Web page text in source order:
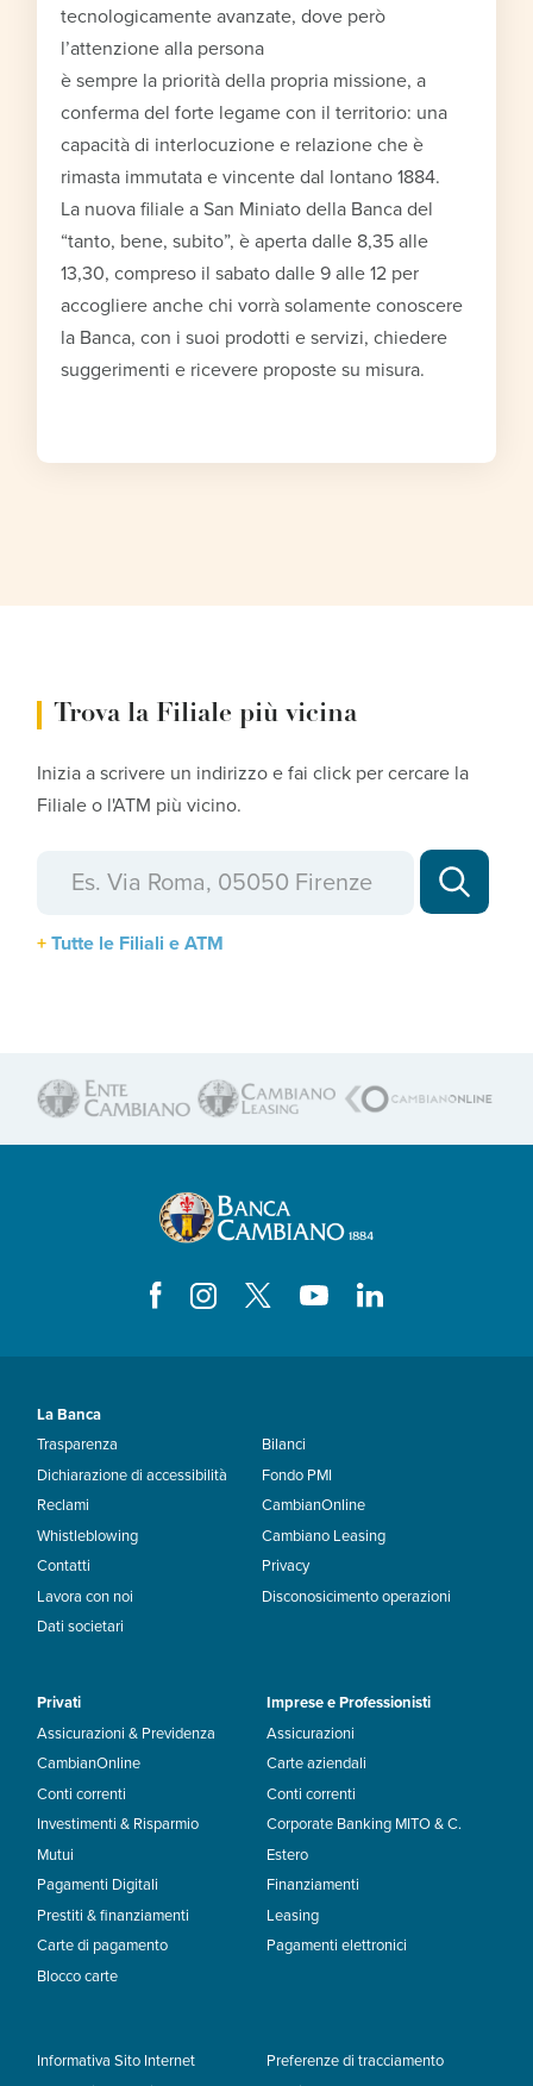
tecnologicamente avanzate, dove però
l’attenzione alla persona
è sempre la priorità della propria missione, a
conferma del forte legame con il territorio: una
capacità di interlocuzione e relazione che è
rimasta immutata e vincente dal lontano 1884.
La nuova filiale a San Miniato della Banca del
“tanto, bene, subito”, è aperta dalle 8,35 alle
13,30, compreso il sabato dalle 9 alle 12 per
accogliere anche chi vorrà solamente conoscere
la Banca, con i suoi prodotti e servizi, chiedere
suggerimenti e ricevere proposte su misura.
Trova la Filiale più vicina
Inizia a scrivere un indirizzo e fai click per cercare la
Filiale o l'ATM più vicino.
Tutte le Filiali e ATM
La Banca
Trasparenza
Dichiarazione di accessibilità
Reclami
Whistleblowing
Contatti
Lavora con noi
Dati societari
Bilanci
Fondo PMI
CambianOnline
Cambiano Leasing
Privacy
Disconosicimento operazioni
Privati
Assicurazioni & Previdenza
CambianOnline
Conti correnti
Investimenti & Risparmio
Mutui
Pagamenti Digitali
Prestiti & finanziamenti
Carte di pagamento
Blocco carte
Imprese e Professionisti
Assicurazioni
Carte aziendali
Conti correnti
Corporate Banking MITO & C.
Estero
Finanziamenti
Leasing
Pagamenti elettronici
Informativa Sito Internet
Preferenze di tracciamento